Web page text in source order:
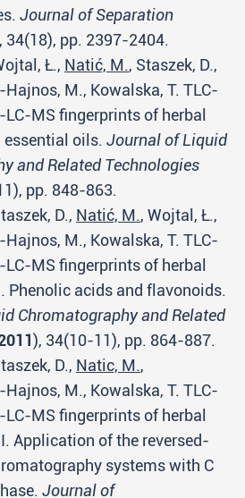
Journal of Separation
34(18), pp. 2397-2404.
Ł., Natić, M., Staszek, D.,
M., Kowalska, T. TLC-
LC-MS fingerprints of herbal
essential oils. Journal of Liquid
and Related Technologies
pp. 848-863.
D., Natić, M., Wojtal, Ł.,
M., Kowalska, T. TLC-
LC-MS fingerprints of herbal
Phenolic acids and flavonoids.
Chromatography and Related
), 34(10-11), pp. 864-887.
D., Natic, M.,
M., Kowalska, T. TLC-
LC-MS fingerprints of herbal
Application of the reversed-
systems with C
Journal of